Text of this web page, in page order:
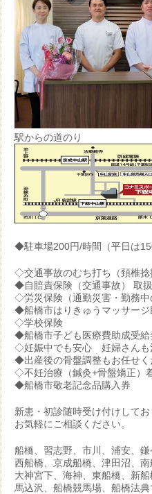
駅からの道のり
◆駐車場200円/時間（平日は
◇交通事故のむち打ち（頚椎捻
◆自賠責保険（交通事故） 取
◇労災保険（通勤災害・勤務中
◆船橋市はりきゅうマッサージ
◇学校保険
◆船橋市子ども医療費助成受
◇妊娠中でも安心 妊婦さんも
◆出産後の骨盤調整もお任せく
◇不妊治療（鍼灸+骨盤矯正）
◆船橋市敬老記念品購入券
新患・初診随時受け付けしてお
お気軽にご相談ください。
船橋、習志野、市川、浦安、
西船橋、京成船橋、津田沼、
大神宮下、海神、東船橋、新
馬込沢、船橋競馬場、船橋法典